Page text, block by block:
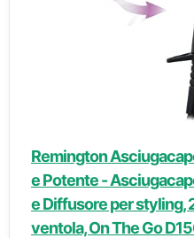
Remington
e Potente -
e Diffusore per styling,
ventola, On The Go